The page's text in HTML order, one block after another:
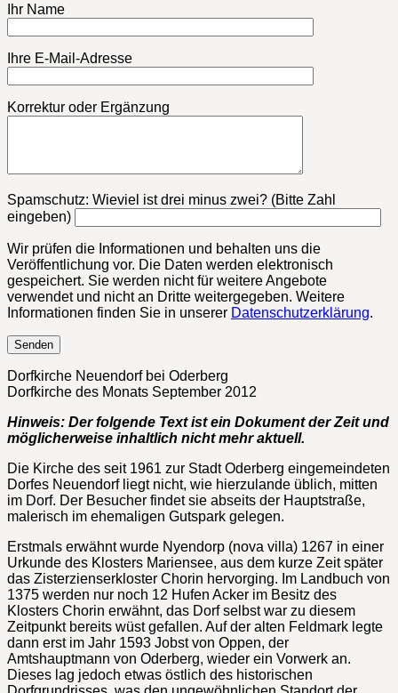
Ihr Name
Ihre E-Mail-Adresse
Korrektur oder Ergänzung
Bitte lasse dieses Feld leer.
Spamschutz: Wieviel ist drei minus zwei? (Bitte Zahl
eingeben)
Wir prüfen die Informationen und behalten uns die
Veröffentlichung vor. Die Daten werden elektronisch
gespeichert. Sie werden nicht für weitere Angebote
verwendet und nicht an Dritte weitergegeben. Weitere
Informationen finden Sie in unserer Datenschutzerklärung.
Dorfkirche Neuendorf bei Oderberg
Dorfkirche des Monats September 2012
Hinweis: Der folgende Text ist ein Dokument der Zeit und
möglicherweise inhaltlich nicht mehr aktuell.
Die Kirche des seit 1961 zur Stadt Oderberg eingemeindeten
Dorfes Neuendorf liegt nicht, wie hierzulande üblich, mitten
im Dorf. Der Besucher findet sie abseits der Hauptstraße,
malerisch im ehemaligen Gutspark gelegen.
Erstmals erwähnt wurde Nyendorp (nova villa) 1267 in einer
Urkunde des Klosters Mariensee, aus dem kurze Zeit später
das Zisterzienserkloster Chorin hervorging. Im Landbuch von
1375 werden nur noch 12 Hufen Acker im Besitz des
Klosters Chorin erwähnt, das Dorf selbst war zu diesem
Zeitpunkt bereits wüst gefallen. Auf der alten Feldmark legte
dann erst im Jahr 1593 Jobst von Oppen, der
Amtshauptmann von Oderberg, wieder ein Vorwerk an.
Dieses lag jedoch etwas östlich des historischen